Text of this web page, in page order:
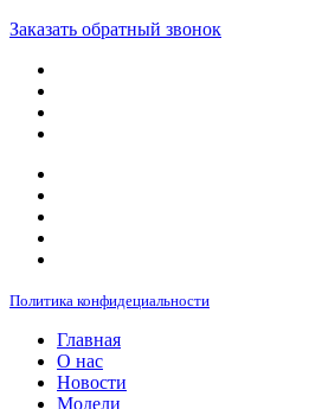
Заказать обратный звонок
Политика конфидециальности
Главная
О нас
Новости
Модели